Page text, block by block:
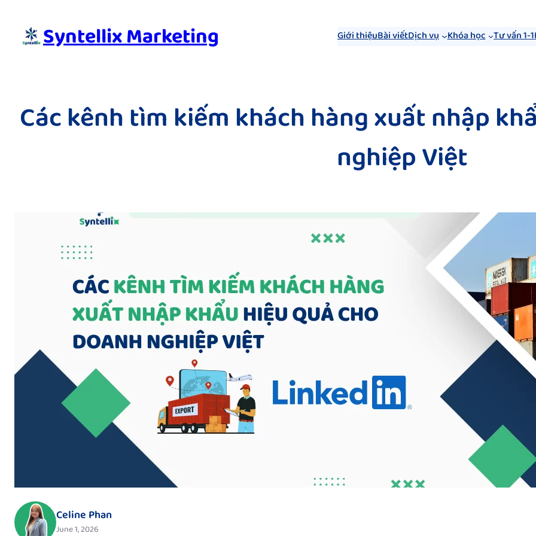
content Syntellix Marketing Giới thiệuBài viếtDịch vụ Khóa học Tư vấn 1-1
Các kênh tìm kiếm khách hàng xuất nhập
nghiệp Việt
Celine Phan
June 1, 2026